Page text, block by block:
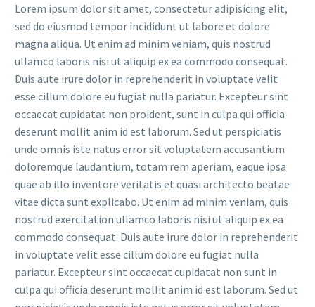
Lorem ipsum dolor sit amet, consectetur adipisicing elit,
sed do eiusmod tempor incididunt ut labore et dolore
magna aliqua. Ut enim ad minim veniam, quis nostrud
ullamco laboris nisi ut aliquip ex ea commodo consequat.
Duis aute irure dolor in reprehenderit in voluptate velit
esse cillum dolore eu fugiat nulla pariatur. Excepteur sint
occaecat cupidatat non proident, sunt in culpa qui officia
deserunt mollit anim id est laborum. Sed ut perspiciatis
unde omnis iste natus error sit voluptatem accusantium
doloremque laudantium, totam rem aperiam, eaque ipsa
quae ab illo inventore veritatis et quasi architecto beatae
vitae dicta sunt explicabo. Ut enim ad minim veniam, quis
nostrud exercitation ullamco laboris nisi ut aliquip ex ea
commodo consequat. Duis aute irure dolor in reprehenderit
in voluptate velit esse cillum dolore eu fugiat nulla
pariatur. Excepteur sint occaecat cupidatat non sunt in
culpa qui officia deserunt mollit anim id est laborum. Sed ut